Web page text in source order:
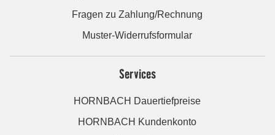
Fragen zu Zahlung/Rechnung
Muster-Widerrufsformular
Services
HORNBACH Dauertiefpreise
HORNBACH Kundenkonto